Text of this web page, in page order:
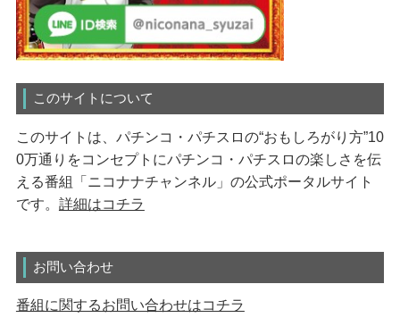
このサイトについて
このサイトは、パチンコ・パチスロの“おもしろがり方”10
0万通りをコンセプトにパチンコ・パチスロの楽しさを伝
える番組「ニコナナチャンネル」の公式ポータルサイト
です。 詳細はコチラ
お問い合わせ
番組に関するお問い合わせはコチラ